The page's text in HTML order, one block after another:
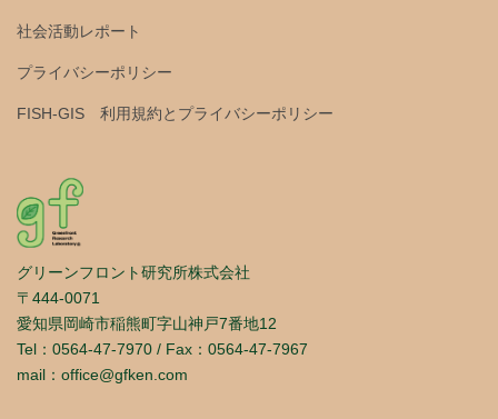
社会活動レポート
プライバシーポリシー
FISH-GIS 利用規約とプライバシーポリシー
グリーンフロント研究所株式会社
〒444-0071
愛知県岡崎市稲熊町字山神戸7番地12
Tel：0564-47-7970 / Fax：0564-47-7967
mail：office@gfken.com